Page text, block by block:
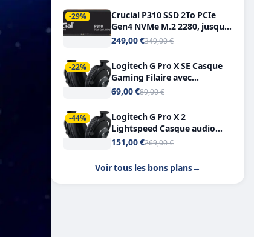
-29%
Crucial P310 SSD 2To PCIe
Gen4 NVMe M.2 2280, jusqu’à
7.100 Mo/s
249,00 €349,00 €
-22%
Logitech G Pro X SE Casque
Gaming Filaire avec
Microphone Micro
7.1
69,00 €89,00 €
-44%
Logitech G Pro X 2
Lightspeed Casque audio
bluetooth
151,00 €269,00 €
Voir tous les bons plans→